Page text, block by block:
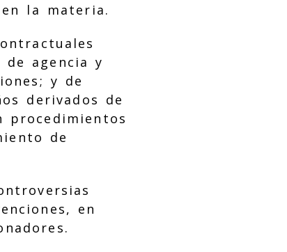
la materia.
agencia y
y de
derivados de
procedimientos
de
en